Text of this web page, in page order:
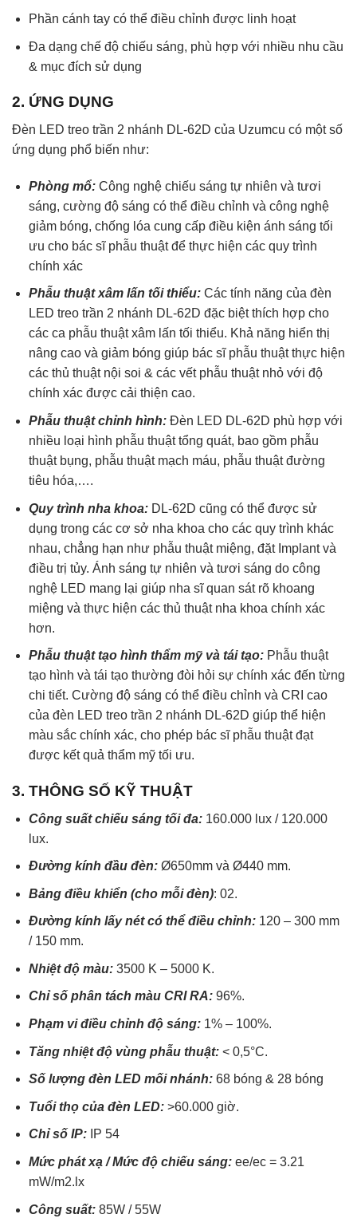
Phần cánh tay có thể điều chỉnh được linh hoạt
Đa dạng chế độ chiếu sáng, phù hợp với nhiều nhu cầu
& mục đích sử dụng
2. ỨNG DỤNG
Đèn LED treo trần 2 nhánh DL-62D của Uzumcu có một số
ứng dụng phổ biến như:
Phòng mổ:Công nghệ chiếu sáng tự nhiên và tươi
sáng, cường độ sáng có thể điều chỉnh và công nghệ
giảm bóng, chống lóa cung cấp điều kiện ánh sáng tối
ưu cho bác sĩ phẫu thuật để thực hiện các quy trình
chính xác
Phẫu thuật xâm lấn tối thiểu: Các tính năng của đèn
LED treo trần 2 nhánh DL-62D đặc biệt thích hợp cho
các ca phẫu thuật xâm lấn tối thiểu. Khả năng hiển thị
nâng cao và giảm bóng giúp bác sĩ phẫu thuật thực hiện
các thủ thuật nội soi & các vết phẫu thuật nhỏ với độ
chính xác được cải thiện cao.
Phẫu thuật chỉnh hình: Đèn LED DL-62D phù hợp với
nhiều loại hình phẫu thuật tổng quát, bao gồm phẫu
thuật bụng, phẫu thuật mạch máu, phẫu thuật đường
tiêu hóa,….
Quy trình nha khoa:DL-62D cũng có thể được sử
dụng trong các cơ sở nha khoa cho các quy trình khác
nhau, chẳng hạn như phẫu thuật miệng, đặt Implant và
điều trị tủy. Ánh sáng tự nhiên và tươi sáng do công
nghệ LED mang lại giúp nha sĩ quan sát rõ khoang
miệng và thực hiện các thủ thuật nha khoa chính xác
hơn.
Phẫu thuật tạo hình thẩm mỹ và tái tạo:Phẫu thuật
tạo hình và tái tạo thường đòi hỏi sự chính xác đến từng
chi tiết. Cường độ sáng có thể điều chỉnh và CRI cao
của đèn LED treo trần 2 nhánh DL-62D giúp thể hiện
màu sắc chính xác, cho phép bác sĩ phẫu thuật đạt
được kết quả thẩm mỹ tối ưu.
3. THÔNG SỐ KỸ THUẬT
Công suất chiếu sáng tối đa:160.000 lux / 120.000
lux.
Đường kính đầu đèn:Ø650mm và Ø440 mm.
Bảng điều khiển (cho mỗi đèn): 02.
Đường kính lấy nét có thể điều chỉnh:120 – 300 mm
/ 150 mm.
Nhiệt độ màu:3500 K – 5000 K.
Chỉ số phân tách màu CRI RA: 96%.
Phạm vi điều chỉnh độ sáng:1% – 100%.
Tăng nhiệt độ vùng phẫu thuật:< 0,5°C.
Số lượng đèn LED mối nhánh:68 bóng & 28 bóng
Tuổi thọ của đèn LED: >60.000 giờ.
Chỉ số IP: IP 54
Mức phát xạ / Mức độ chiếu sáng:ee/ec = 3.21
mW/m2.lx
Công suất:85W / 55W